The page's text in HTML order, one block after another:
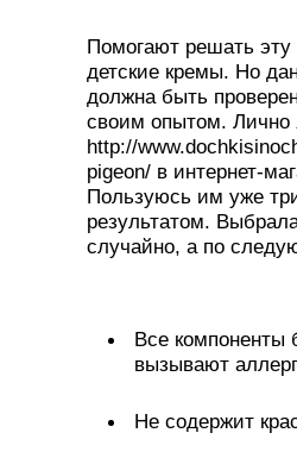
Помогают решать
детские кремы. Но
должна быть
своим опытом. Лично
http://
pigeon/ в интернет-
Пользуюсь им уже
результатом.
случайно, а по
Все
вызывают
Не содержит